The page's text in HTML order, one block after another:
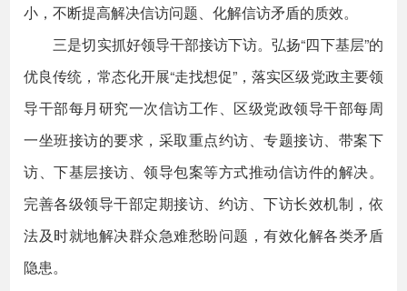
小，不断提高解决信访问题、化解信访矛盾的质效。
三是切实抓好领导干部接访下访。弘扬“四下基层”的
优良传统，常态化开展“走找想促”，落实区级党政主要领
导干部每月研究一次信访工作、区级党政领导干部每周
一坐班接访的要求，采取重点约访、专题接访、带案下
访、下基层接访、领导包案等方式推动信访件的解决。
完善各级领导干部定期接访、约访、下访长效机制，依
法及时就地解决群众急难愁盼问题，有效化解各类矛盾
隐患。